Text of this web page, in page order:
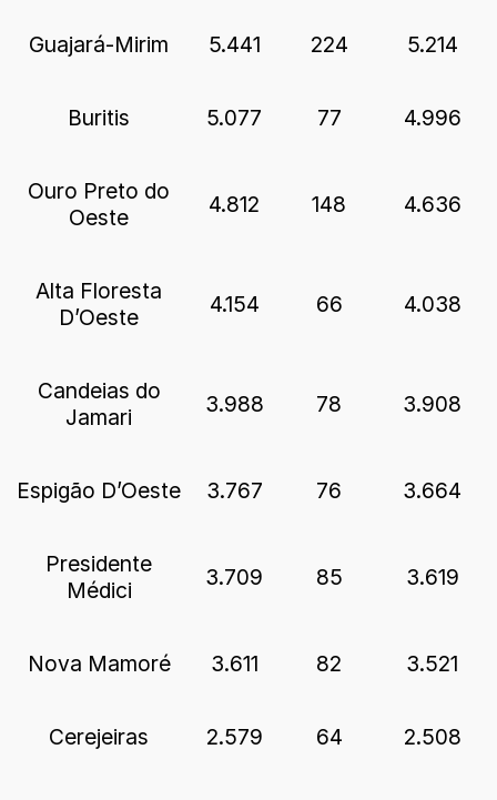
Guajará-Mirim 5.441 224 5.214
Buritis 5.077 77 4.996
Ouro Preto do
Oeste
4.812 148 4.636
Alta Floresta
D’Oeste
4.154 66 4.038
Candeias do
Jamari
3.988 78 3.908
Espigão D’Oeste 3.767 76 3.664
Presidente
Médici
3.709 85 3.619
Nova Mamoré 3.611 82 3.521
Cerejeiras 2.579 64 2.508